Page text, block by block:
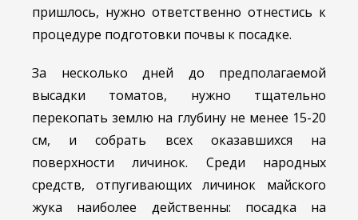
пришлось, нужно ответственно отнестись к
процедуре подготовки почвы к посадке.
За несколько дней до предполагаемой
высадки томатов, нужно тщательно
перекопать землю на глубину не менее 15-20
см, и собрать всех оказавшихся на
поверхности личинок. Среди народных
средств, отпугивающих личинок майского
жука наиболее действенны: посадка на